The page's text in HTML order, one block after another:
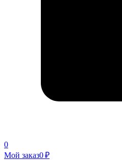
0
Мой заказ0 ₽